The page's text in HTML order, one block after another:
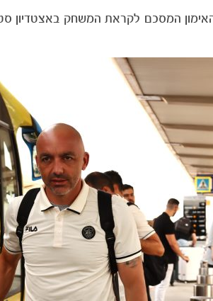
המסכם לקראת המשחק באצטדיון